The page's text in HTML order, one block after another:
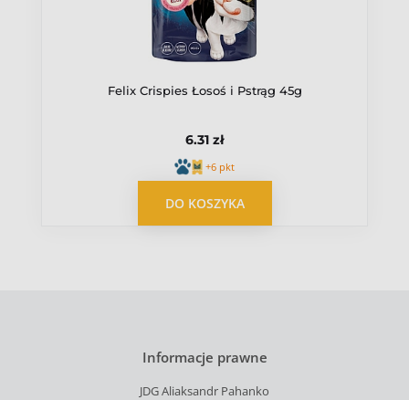
Felix Crispies Łosoś i Pstrąg 45g
6.31 zł
+6 pkt
DO KOSZYKA
Informacje prawne
JDG Aliaksandr Pahanko